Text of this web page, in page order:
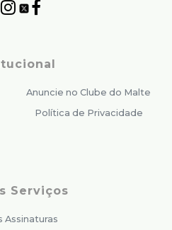
Anuncie no Clube do Malte
Política de Privacidade
Serviços
Assinaturas